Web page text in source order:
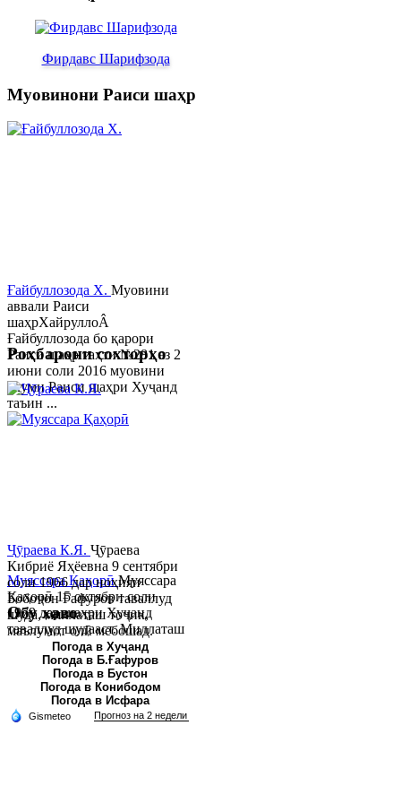
Фирдавс Шарифзода
Муовинони Раиси шаҳр
Ғайбуллозода Х. Муовини
аввали Раиси
шаҳрХайруллоÂ
Ғайбуллозода бо қарори
Раиси шаҳр таҳти №281 аз 2
июни соли 2016 муовини
якуми Раиси шаҳри Хуҷанд
таъин ...
Муяссара ҚаҳорӣМуяссара
Қаҳорӣ 15 октябри соли
1979 дар шаҳри Хуҷанд
таваллуд шудааст. Миллаташ
тоҷик. Маълумот олӣ. Соли
2002 Донишгоҳи давлатии
Хуҷанд ба...
Роҳбарони сохторҳо
Ҷӯраева К.Я. Ҷӯраева
Кибриё Яҳёевна 9 сентябри
соли 1966 дар ноҳияи
Бобоҷон Ғафуров таваллуд
шуда, миллаташ тоҷик,
маълумот олӣ мебошад.
Соли 1997 Донишг...
Обу хаво
Погода в Хуҷанд
Погода в Б.Ғафуров
Погода в Бустон
Погода в Конибодом
Погода в Исфара